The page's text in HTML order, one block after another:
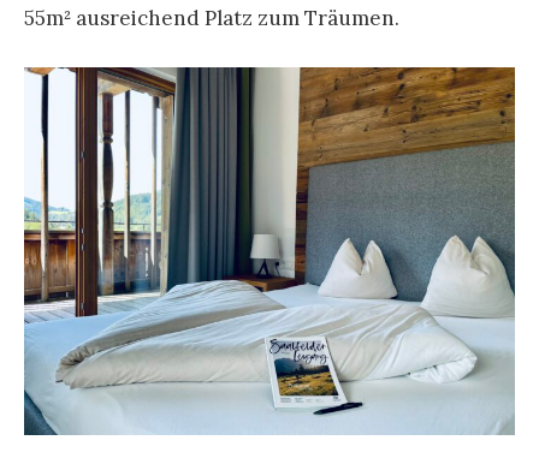
55m² ausreichend Platz zum Träumen.